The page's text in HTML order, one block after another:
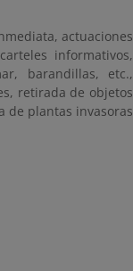
actuaciones
informativos,
barandillas, etc.,
retirada de objetos
de plantas invasoras